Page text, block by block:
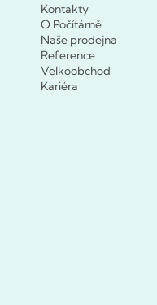
Kontakty
O Počítárně
Naše prodejna
Reference
Velkoobchod
Kariéra